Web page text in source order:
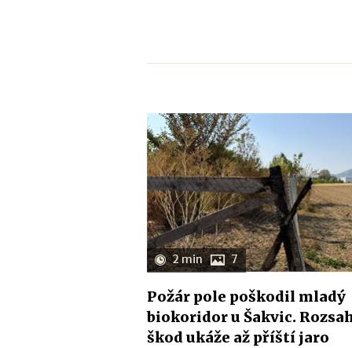
2 min 7
Požár pole poškodil mladý
biokoridor u Šakvic.
škod ukáže až příští jaro